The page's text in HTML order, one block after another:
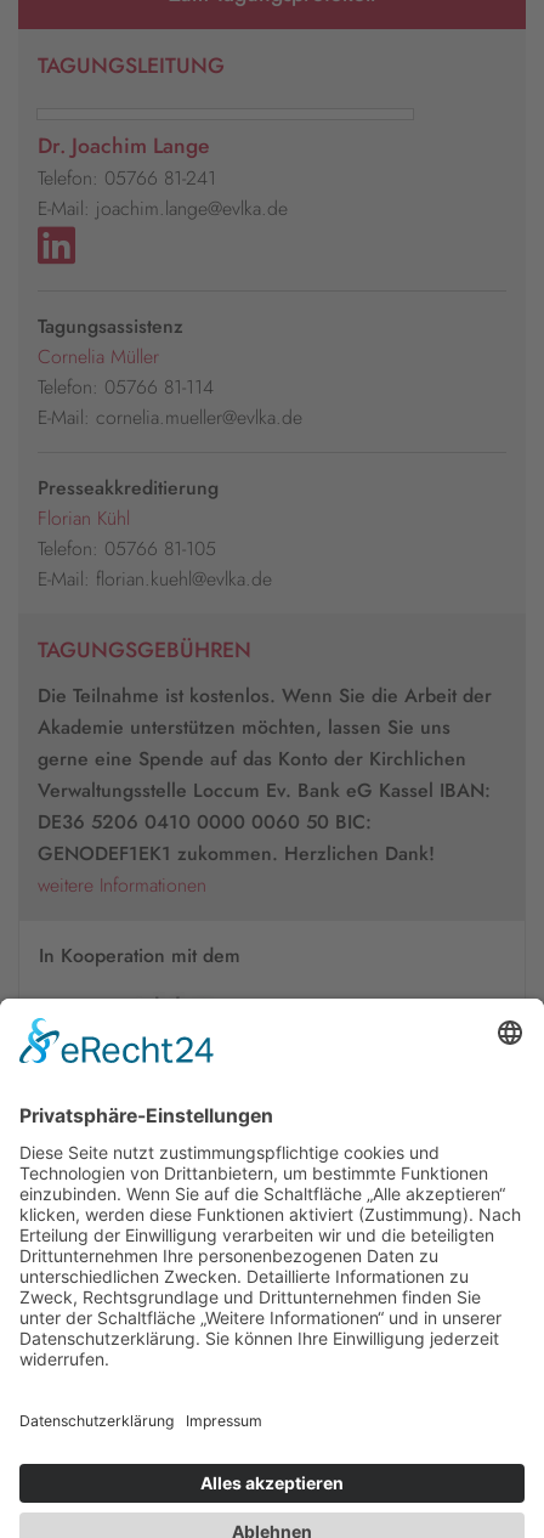
TAGUNGSLEITUNG
Dr. Joachim Lange
Telefon: 05766 81-241
E-Mail: joachim.lange@evlka.de
Tagungsassistenz
Cornelia Müller
Telefon: 05766 81-114
E-Mail: cornelia.mueller@evlka.de
Presseakkreditierung
Florian Kühl
Telefon: 05766 81-105
E-Mail: florian.kuehl@evlka.de
TAGUNGSGEBÜHREN
Die Teilnahme ist kostenlos. Wenn Sie die Arbeit der
Akademie unterstützen möchten, lassen Sie uns
gerne eine Spende auf das Konto der Kirchlichen
Verwaltungsstelle Loccum Ev. Bank eG Kassel IBAN:
DE36 5206 0410 0000 0060 50 BIC:
GENODEF1EK1 zukommen. Herzlichen Dank!
weitere Informationen
In Kooperation mit dem
Newsletter
Presse
Anfahrt
Partner
Schutzkonzept
Datenschutz
Impressum